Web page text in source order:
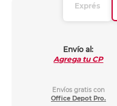
Exprés
Envío al:
Agrega tu CP
Envíos gratis con
Office Depot Pro.